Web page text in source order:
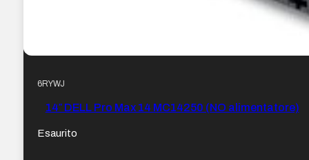
6RYWJ
14″ DELL Pro Max 14 MC14250 (NO alimentatore)
Esaurito